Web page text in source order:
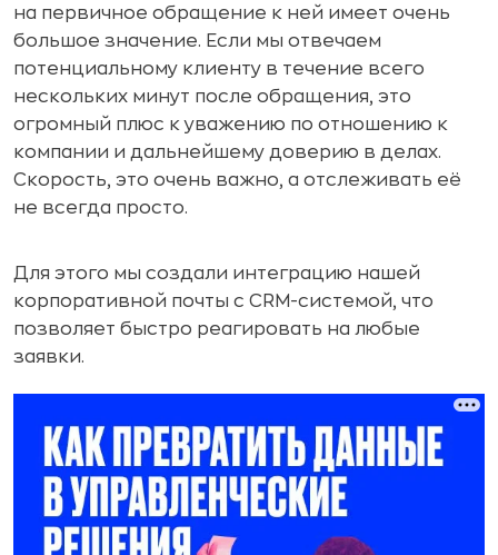
на первичное обращение к ней имеет очень
большое значение. Если мы отвечаем
потенциальному клиенту в течение всего
нескольких минут после обращения, это
огромный плюс к уважению по отношению к
компании и дальнейшему доверию в делах.
Скорость, это очень важно, а отслеживать её
не всегда просто.
Для этого мы создали интеграцию нашей
корпоративной почты с CRM-системой, что
позволяет быстро реагировать на любые
заявки.